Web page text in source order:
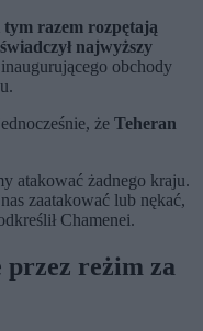
tym razem rozpętają
najwyższy
obchody
że Teheran
atakować żadnego kraju.
zaatakować lub nękać,
Chamenei.
reżim za